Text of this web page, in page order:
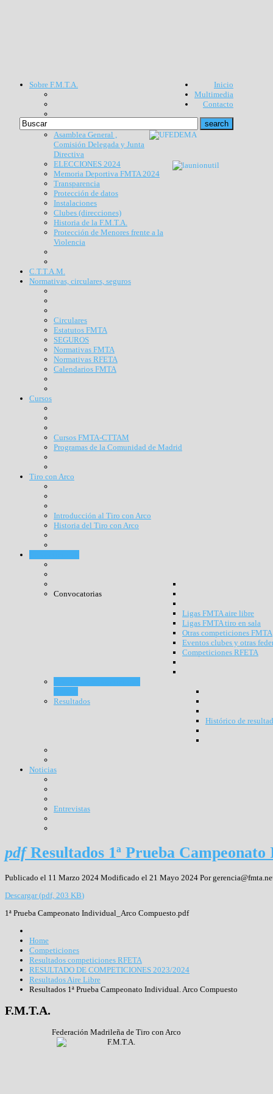
Inicio
Multimedia
Contacto
Sobre F.M.T.A.
Asamblea General ,
Comisión Delegada y Junta
Directiva
ELECCIONES 2024
Memoria Deportiva FMTA 2024
Transparencia
Protección de datos
Instalaciones
Clubes (direcciones)
Historia de la F.M.T.A.
Protección de Menores frente a la
Violencia
C.T.T.A.M.
Normativas, circulares, seguros
Circulares
Estatutos FMTA
SEGUROS
Normativas FMTA
Normativas RFETA
Calendarios FMTA
Cursos
Cursos FMTA-CTTAM
Programas de la Comunidad de Madrid
Tiro con Arco
Introducción al Tiro con Arco
Historia del Tiro con Arco
Convocatorias
Ligas FMTA aire libre
Ligas FMTA tiro en sala
Otras competiciones FMTA
Eventos clubes y otras
Competiciones RFETA
Resultados
Histórico de
Noticias
Entrevistas
pdf Resultados 1ª Prueba
Publicado el 11 Marzo 2024 Modificado el 21 Mayo 2024 Por
Descargar(pdf, 203 KB)
1ª Prueba Campeonato Individual_Arco Compuesto.pdf
Home
Competiciones
Resultados competiciones RFETA
RESULTADO DE COMPETICIONES 2023/2024
Resultados Aire Libre
Resultados 1ª Prueba Campeonato Individual. Arco Compuesto
F.M.T.A.
Federación Madrileña de Tiro con Arco